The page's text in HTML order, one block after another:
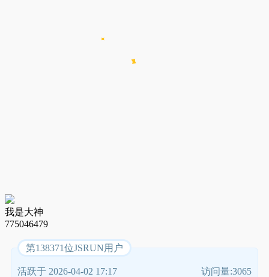
我是大神
775046479
第138371位JSRUN用户
活跃于 2026-04-02 17:17 访问量:3065